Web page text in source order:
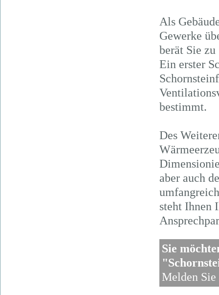
Als
Gewerke
berät Sie zu
Ein erster
bestimmt.
Des
aber auch
steht Ihnen
Sie
Melden Sie